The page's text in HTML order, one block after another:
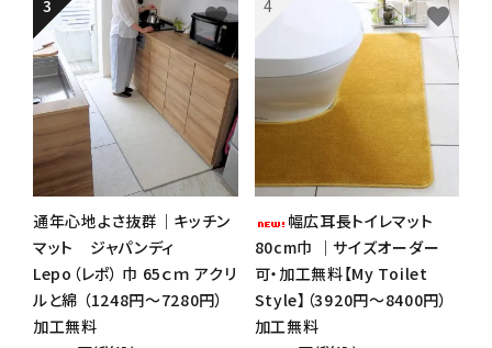
通年心地よさ抜群｜キッチン
マット ジャパンディ
Lepo（レポ） 巾 65ｃｍ アクリ
ルと綿 （1248円～7280円）
加工無料
favorite
幅広耳長トイレマット
80cm巾 ｜サイズオーダー
可・加工無料【My Toilet
Style】（3920円～8400円）
加工無料
favorite